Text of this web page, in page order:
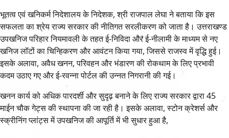
भूतत्व एवं खनिकर्म निदेशालय के निदेशक, श्री राजपाल लेघा ने बताया कि इस
सफलता का श्रेय राज्य सरकार की नीतिगत सरलीकरण को जाता है। उत्तराखण्ड
उपखनिज परिहार नियमावली के तहत ई-निविदा और ई-नीलामी के माध्यम से नए
खनिज लॉटों का चिन्हिकरण और आवंटन किया गया, जिससे राजस्व में वृद्धि हुई।
इसके अलावा, अवैध खनन, परिवहन और भंडारण की रोकथाम के लिए प्रभावी
कदम उठाए गए और ई-रवन्ना पोर्टल की उन्नत निगरानी की गई।
खनन कार्य को अधिक पारदर्शी और सुदृढ़ बनाने के लिए राज्य सरकार द्वारा 45
माईन चौक गेट्स की स्थापना की जा रही है। इसके अलावा, स्टोन क्रेशर्स और
स्क्रीनिंग प्लांट्स में उपखनिज की आपूर्ति में भी सुधार हुआ है,